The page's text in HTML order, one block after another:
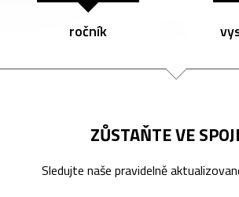
ročník
ZŮSTAŇTE VE
Sledujte naše pravidelně